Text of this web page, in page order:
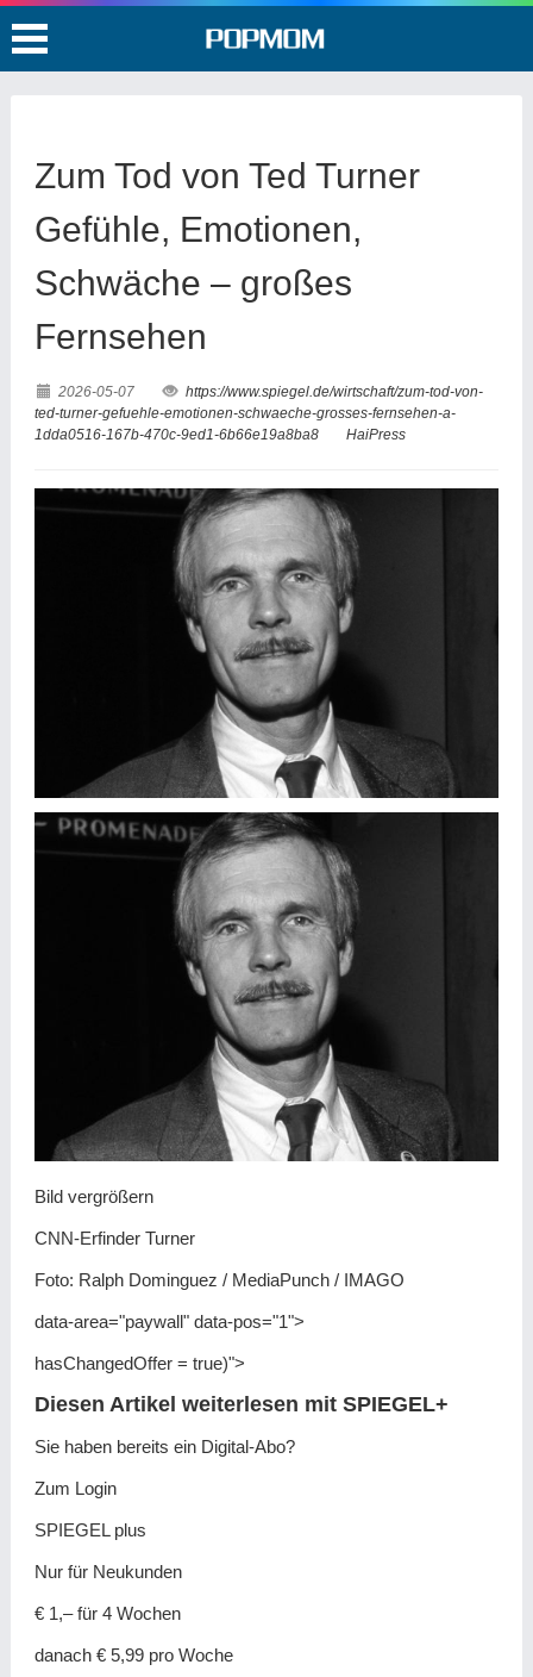
Zum Tod von Ted Turner
Gefühle, Emotionen,
Schwäche – großes
Fernsehen
2026-05-07
https://www.spiegel.de/wirtschaft/zum-tod-von-
ted-turner-gefuehle-emotionen-schwaeche-grosses-fernsehen-a-
1dda0516-167b-470c-9ed1-6b66e19a8ba8
HaiPress
Bild vergrößern
CNN-Erfinder Turner
Foto: Ralph Dominguez / MediaPunch / IMAGO
data-area="paywall" data-pos="1">
hasChangedOffer = true)">
Diesen Artikel weiterlesen mit SPIEGEL+
Sie haben bereits ein Digital-Abo?
Zum Login
SPIEGEL plus
Nur für Neukunden
€ 1,– für 4 Wochen
danach € 5,99 pro Woche